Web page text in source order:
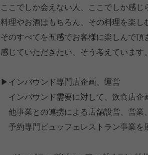
ここでしか会えない人、ここでしか感じ
料理やお酒はもちろん、その料理を楽し
そのすべてを五感でお客様に楽しんで
感じていただきたい、そう考えています。
▶インバウンド専門店企画、運営
インバウンド需要に対して、飲食店企
他事業との連携による店舗設営、営業
予約専門ビュッフェレストラン事業を